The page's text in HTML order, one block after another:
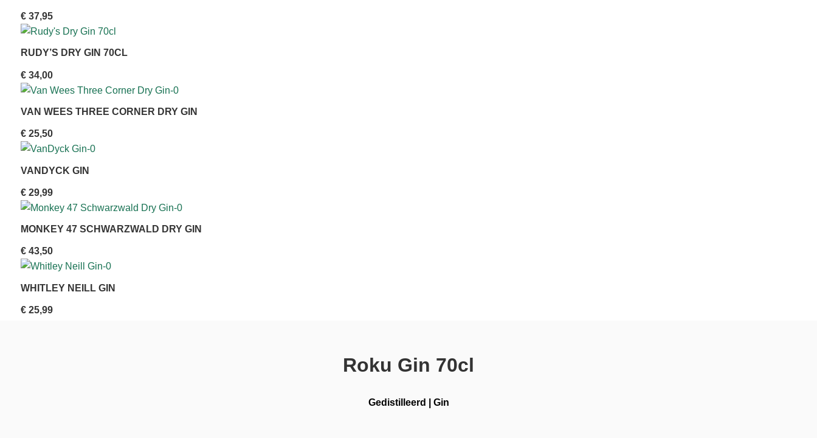
€37,95
RUDY’S DRY GIN 70CL
€34,00
VAN WEES THREE CORNER DRY GIN
€25,50
VANDYCK GIN
€29,99
MONKEY 47 SCHWARZWALD DRY GIN
€43,50
WHITLEY NEILL GIN
€25,99
Roku Gin 70cl
Gedistilleerd Gin